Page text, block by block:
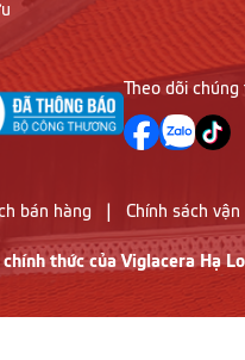
Theo dõi chúng
bán hàng Chính sách vận
thức của Viglacera Hạ